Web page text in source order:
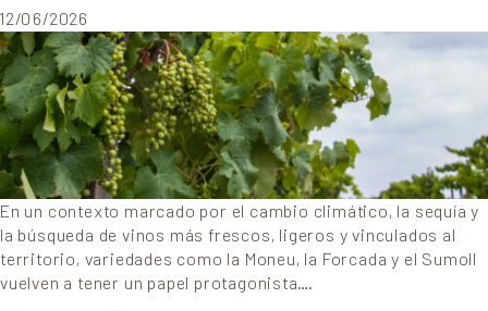
12/06/2026
En un contexto marcado por el cambio climático, la sequía y
la búsqueda de vinos más frescos, ligeros y vinculados al
territorio, variedades como la Moneu, la Forcada y el Sumoll
vuelven a tener un papel protagonista….